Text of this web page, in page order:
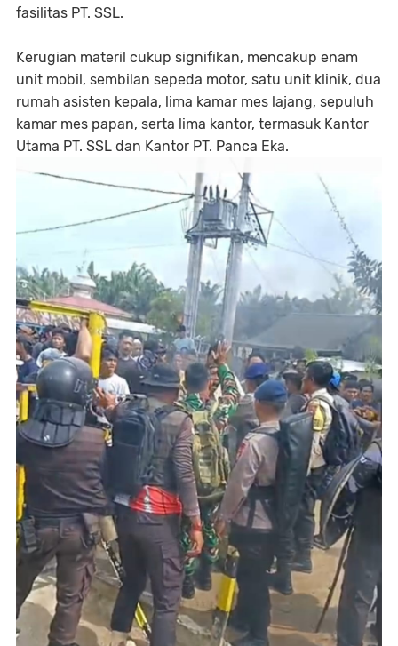
fasilitas PT. SSL.
Kerugian materil cukup signifikan, mencakup enam
unit mobil, sembilan sepeda motor, satu unit klinik, dua
rumah asisten kepala, lima kamar mes lajang, sepuluh
kamar mes papan, serta lima kantor, termasuk Kantor
Utama PT. SSL dan Kantor PT. Panca Eka.